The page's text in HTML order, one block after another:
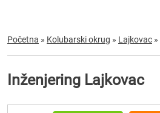
Početna » Kolubarski okrug » Lajkovac »
Inženjering Lajkovac